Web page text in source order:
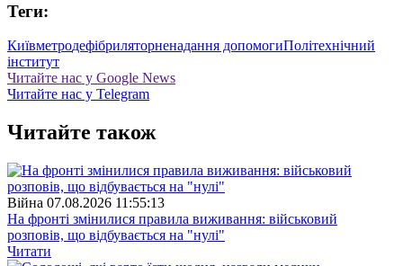
Теги:
Київметродефібриляторненадання допомогиПолітехнічний
інститут
Читайте нас у Google News
Читайте нас у Telegram
Читайте також
Війна 07.08.2026 11:55:13
На фронті змінилися правила виживання: військовий
розповів, що відбувається на "нулі"
Читати